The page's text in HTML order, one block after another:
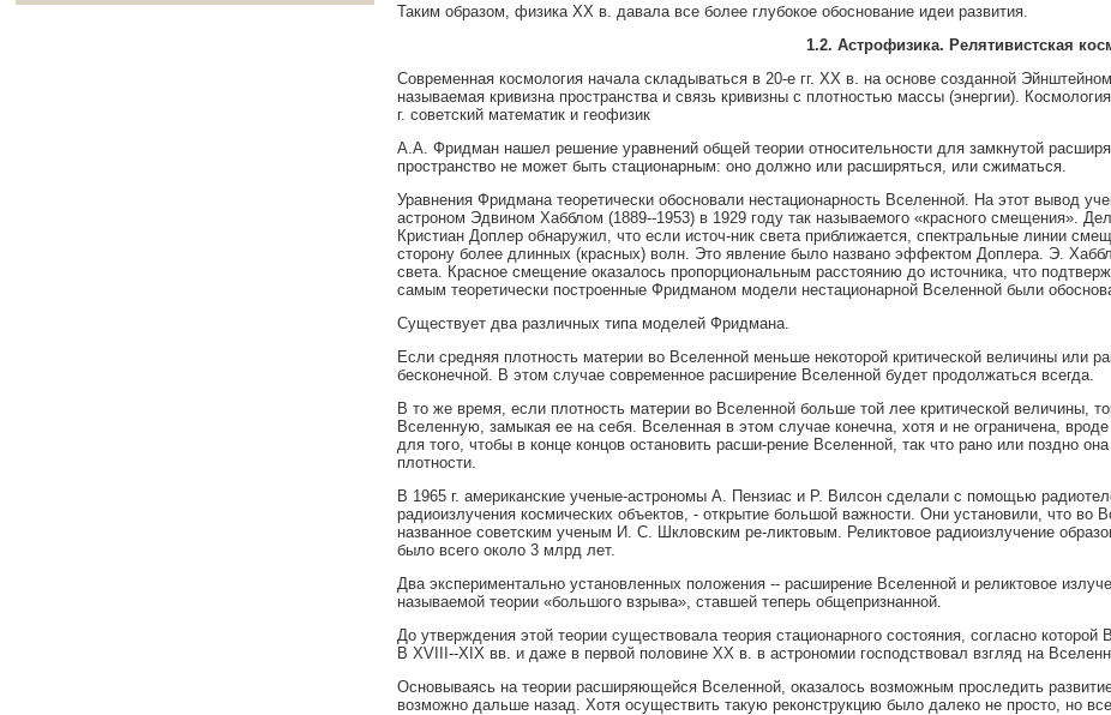
Таким образом, физика XX в. давала все более глубокое обоснование идеи развития.
1.2. Астрофизика. Релятивистская
Современная космология начала складываться в 20-е гг. XX в. на основе созданной
называемая кривизна пространства и связь кривизны с плотностью массы (энергии).
г. советский математик и геофизик
А.А. Фридман нашел решение уравнений общей теории относительности для замкнутой
пространство не может быть стационарным: оно должно или расширяться, или сжиматься.
Уравнения Фридмана теоретически обосновали нестационарность Вселенной. На этот вывод
астроном Эдвином Хабблом (1889--1953) в 1929 году так называемого «красного смещения».
Кристиан Доплер обнаружил, что если источ-ник света приближается, спектральные линии
сторону более длинных (красных) волн. Это явление было названо эффектом Доплера. Э.
света. Красное смещение оказалось пропорциональным расстоянию до источника, что
самым теоретически построенные Фридманом модели нестационарной Вселенной были
Существует два различных типа моделей Фридмана.
Если средняя плотность материи во Вселенной меньше некоторой критической величины или
бесконечной. В этом случае современное расширение Вселенной будет продолжаться всегда.
В то же время, если плотность материи во Вселенной больше той лее критической величины,
Вселенную, замыкая ее на себя. Вселенная в этом случае конечна, хотя и не ограничена,
для того, чтобы в конце концов остановить расши-рение Вселенной, так что рано или поздно
плотности.
В 1965 г. американские ученые-астрономы А. Пензиас и Р. Вилсон сделали с помощью
радиоизлучения космических объектов, - открытие большой важности. Они установили, что во
названное советским ученым И. С. Шкловским ре-ликтовым. Реликтовое радиоизлучение
было всего около 3 млрд лет.
Два экспериментально установленных положения -- расширение Вселенной и реликтовое
называемой теории «большого взрыва», ставшей теперь общепризнанной.
До утверждения этой теории существовала теория стационарного состояния, согласно
В XVIII--XIX вв. и даже в первой половине XX в. в астрономии господствовал взгляд на
Основываясь на теории расширяющейся Вселенной, оказалось возможным проследить
возможно дальше назад. Хотя осуществить такую реконструкцию было далеко не просто, но